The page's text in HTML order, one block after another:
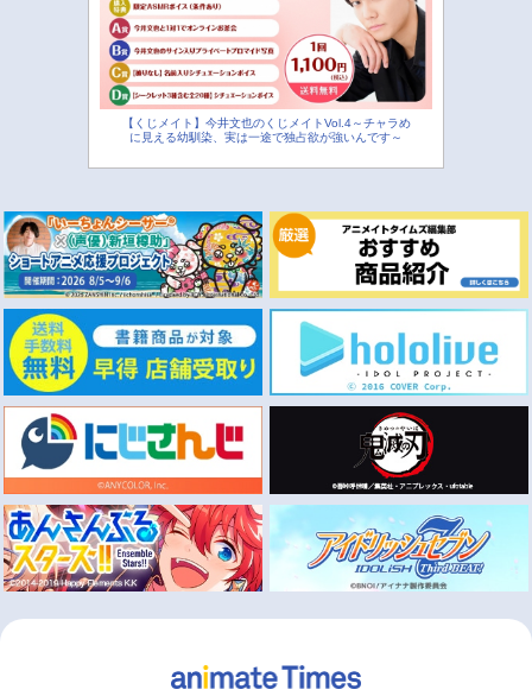
【くじメイト】今井文也のくじメイトVol.4～チャラめ
に見える幼馴染、実は一途で独占欲が強いんです～